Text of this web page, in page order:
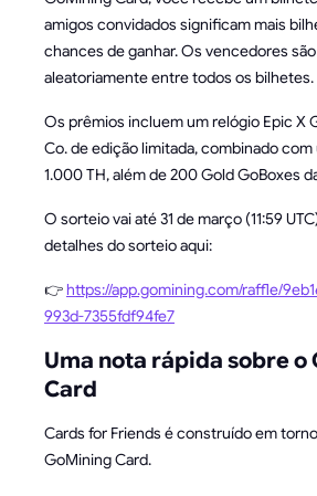
amigos convidados significam mais
chances de ganhar. Os vencedores
aleatoriamente entre todos os bilhetes.
Os prêmios incluem um relógio Epic X
Co. de edição limitada, combinado
1.000 TH, além de 200 Gold GoBoxes
O sorteio vai até 31 de março (11:59
detalhes do sorteio aqui:
👉https://app.gomining.com/raffle/
993d-7355fdf94fe7
Uma nota rápida sobre o
Card
Cards for Friends é construído em
GoMining Card.